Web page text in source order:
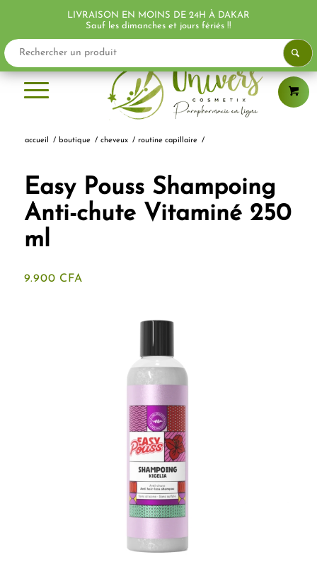
accueil / boutique / cheveux / routine capillaire /
Easy Pouss Shampoing
Anti-chute Vitaminé 250
ml
9.900 CFA
LIVRAISON EN MOINS DE 24H À DAKAR
Sauf les dimanches et jours fériés !!